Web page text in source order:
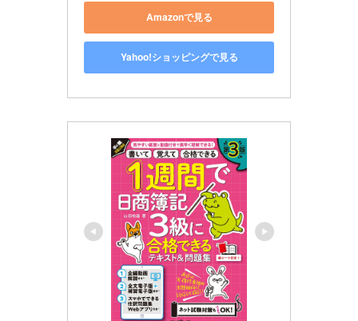
Amazonで見る
Yahoo!ショッピングで見る